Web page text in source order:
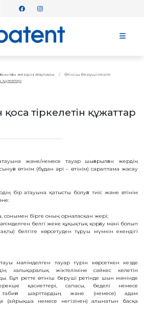
жердiң атаулары
Өтініш берушілерге
құжаттар
қоса тiркелетiн құжаттар
және/немесе тауар шығарылған жердiң
өтінім (бұдан әрі – өтінім) сараптама жасау
бiр атауына қатысты болуға тиіс және өтiнiм
сонымен бірге оның орналасқан жері;
белгі жеке құқықтық қорғау мәні болып
белгіге көрсетуден тұруы мүмкін екендігі
мәлімделген тауар түрін көрсеткен кезде
халықаралық жіктеліміне сәйкес келетін
Бұл ретте өтініш беруші ретінде шын мәнінде
қасиеттері, сапасы, беделі немесе
табиғи шарттардың және (немесе) адам
(айрықша немесе негізінен) алынатын басқа